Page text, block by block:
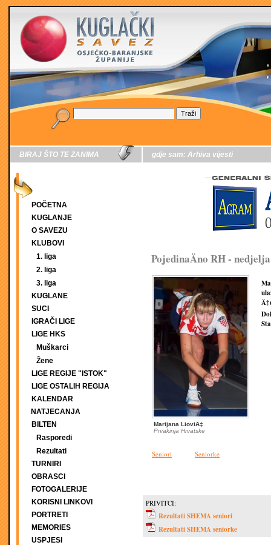
BIRAJ ŠTO TE ZANIMA
POČETNA
KUGLANJE
O SAVEZU
KLUBOVI
1. liga
2. liga
3. liga
KUGLANE
SUCI
IGRAČI LIGE
LIGE HKS
Muškarci
Žene
LIGE REGIJE "ISTOK"
LIGE OSTALIH REGIJA
KALENDAR
NATJECANJA
BILTEN
Rasporedi
Rezultati
TURNIRI
OBRASCI
FOTOGALERIJE
KORISNI LINKOVI
PORTRETI
MEMORIES
USPJESI
gdje sam: Arhiva vijesti
PojedinaÄno RH - nedjelja
Marijana LioviÄ‡
Prvakinja Hrvatske
Seniori Seniorke
PRIVITCI:
Rezultati SHEMA seniori
Rezultati SHEMA seniorke